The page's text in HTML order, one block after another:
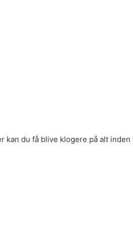
du få blive klogere på alt